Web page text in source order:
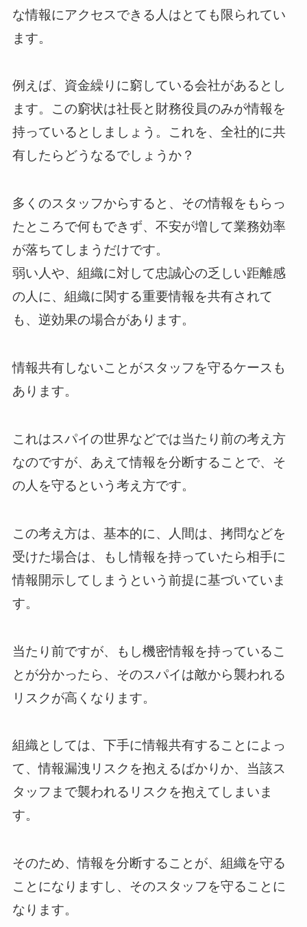
な情報にアクセスできる人はとても限られてい
ます。
例えば、資金繰りに窮している会社があるとし
ます。この窮状は社長と財務役員のみが情報を
持っているとしましょう。これを、全社的に共
有したらどうなるでしょうか？
多くのスタッフからすると、その情報をもらっ
たところで何もできず、不安が増して業務効率
が落ちてしまうだけです。
弱い人や、組織に対して忠誠心の乏しい距離感
の人に、組織に関する重要情報を共有されて
も、逆効果の場合があります。
情報共有しないことがスタッフを守るケースも
あります。
これはスパイの世界などでは当たり前の考え方
なのですが、あえて情報を分断することで、そ
の人を守るという考え方です。
この考え方は、基本的に、人間は、拷問などを
受けた場合は、もし情報を持っていたら相手に
情報開示してしまうという前提に基づいていま
す。
当たり前ですが、もし機密情報を持っているこ
とが分かったら、そのスパイは敵から襲われる
リスクが高くなります。
組織としては、下手に情報共有することによっ
て、情報漏洩リスクを抱えるばかりか、当該ス
タッフまで襲われるリスクを抱えてしまいま
す。
そのため、情報を分断することが、組織を守る
ことになりますし、そのスタッフを守ることに
なります。